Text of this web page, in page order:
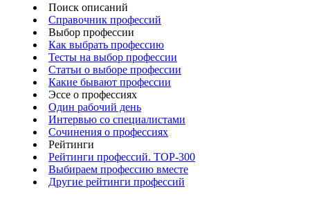
Поиск описаний
Справочник профессий
Выбор профессии
Как выбрать профессию
Тесты на выбор профессии
Статьи о выборе профессии
Какие бывают профессии
Эссе о профессиях
Один рабочий день
Интервью со специалистами
Сочинения о профессиях
Рейтинги
Рейтинги профессий. TOP-300
Выбираем профессию вместе
Другие рейтинги профессий